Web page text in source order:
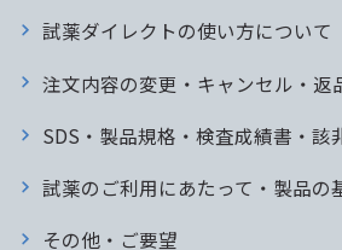
試薬ダイレクトの使い方について
注文内容の変更・キャンセル・返
SDS・製品規格・検査成績書・該
試薬のご利用にあたって・製品の
その他・ご要望